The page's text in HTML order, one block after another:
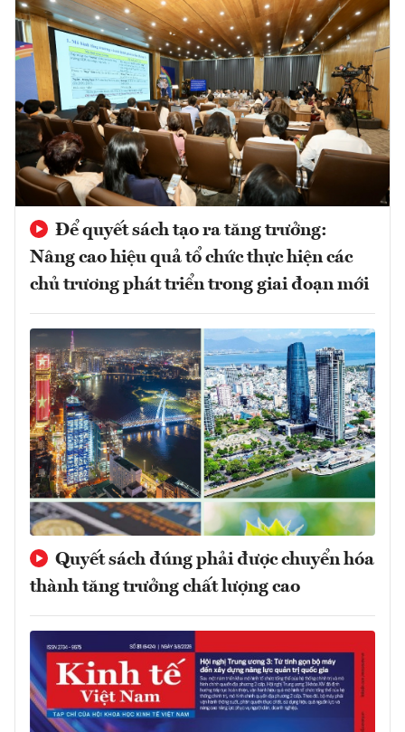
Để quyết sách tạo ra tăng trưởng:
Nâng cao hiệu quả tổ chức thực hiện các
chủ trương phát triển trong giai đoạn mới
Quyết sách đúng phải được chuyển hóa
thành tăng trưởng chất lượng cao